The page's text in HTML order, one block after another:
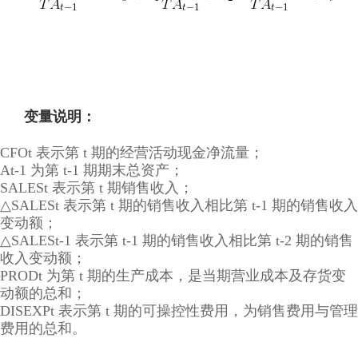
变量说明：
CFOt 表示第 t 期的经营活动现金净流量；
At-1 为第 t-1 期期末总资产；
SALESt 表示第 t 期销售收入；
△SALESt 表示第 t 期的销售收入相比第 t-1 期的销售收入
变动额；
△SALESt-1 表示第 t-1 期的销售收入相比第 t-2 期的销售
收入变动额；
PRODt 为第 t 期的生产成本，是当期营业成本及存货变
动额的总和；
DISEXPt 表示第 t 期的可操控性费用，为销售费用与管理
费用的总和。